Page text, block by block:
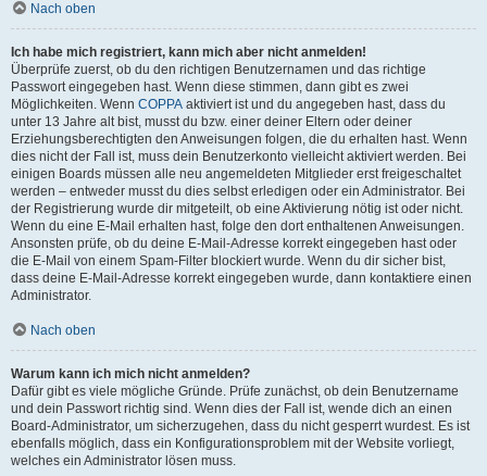
Nach oben
Ich habe mich registriert, kann mich aber nicht anmelden!
Überprüfe zuerst, ob du den richtigen Benutzernamen und das richtige
Passwort eingegeben hast. Wenn diese stimmen, dann gibt es zwei
Möglichkeiten. Wenn COPPA aktiviert ist und du angegeben hast, dass du
unter 13 Jahre alt bist, musst du bzw. einer deiner Eltern oder deiner
Erziehungsberechtigten den Anweisungen folgen, die du erhalten hast. Wenn
dies nicht der Fall ist, muss dein Benutzerkonto vielleicht aktiviert werden. Bei
einigen Boards müssen alle neu angemeldeten Mitglieder erst freigeschaltet
werden – entweder musst du dies selbst erledigen oder ein Administrator. Bei
der Registrierung wurde dir mitgeteilt, ob eine Aktivierung nötig ist oder nicht.
Wenn du eine E-Mail erhalten hast, folge den dort enthaltenen Anweisungen.
Ansonsten prüfe, ob du deine E-Mail-Adresse korrekt eingegeben hast oder
die E-Mail von einem Spam-Filter blockiert wurde. Wenn du dir sicher bist,
dass deine E-Mail-Adresse korrekt eingegeben wurde, dann kontaktiere einen
Administrator.
Nach oben
Warum kann ich mich nicht anmelden?
Dafür gibt es viele mögliche Gründe. Prüfe zunächst, ob dein Benutzername
und dein Passwort richtig sind. Wenn dies der Fall ist, wende dich an einen
Board-Administrator, um sicherzugehen, dass du nicht gesperrt wurdest. Es ist
ebenfalls möglich, dass ein Konfigurationsproblem mit der Website vorliegt,
welches ein Administrator lösen muss.